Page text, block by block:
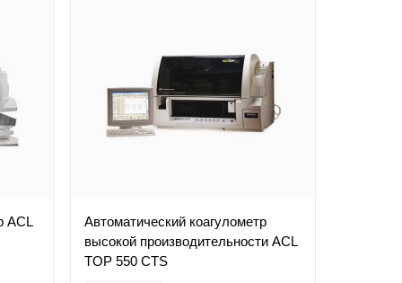
ACL
Автоматический коагулометр
высокой производительности ACL
TOP 550 CTS